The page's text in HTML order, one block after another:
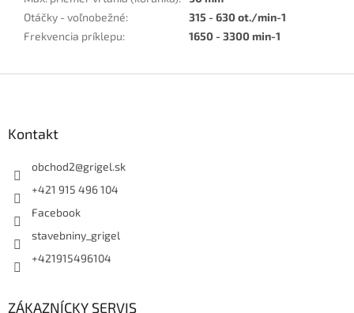
Otáčky - voľnobežné:
315 - 630 ot./min-1
Frekvencia príklepu: 1650 - 3300 min-1
Kontakt
obchod2@grigel.sk
+421 915 496 104
Facebook
stavebniny_grigel
+421915496104
ZÁKAZNÍCKY SERVIS